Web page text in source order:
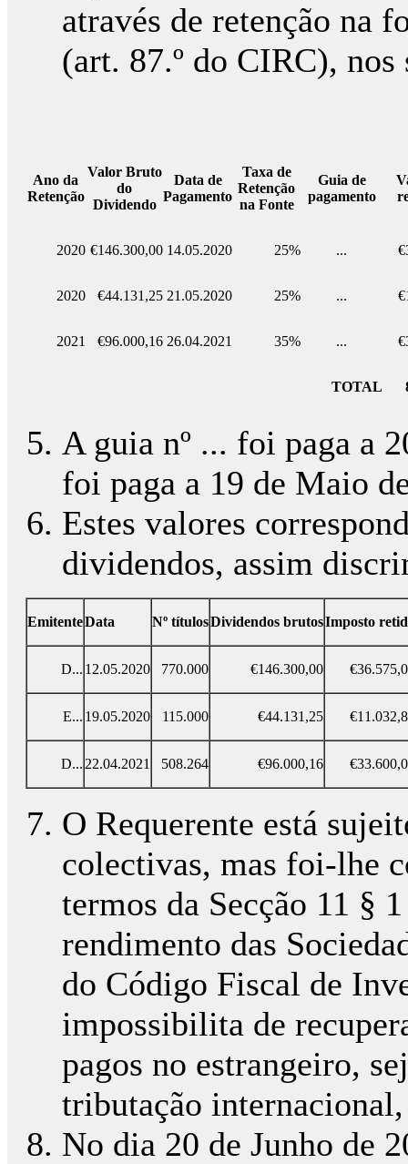
através de retenção na
(art. 87.º do CIRC), nos
Ano da
Retenção
Valor Bruto
do
Dividendo
Data de
Pagamento
Taxa de
Retenção
na Fonte
Guia de
pagamento
2020 €146.300,00 14.05.2020 25% ...
2020 €44.131,25 21.05.2020 25% ...
2021 €96.000,16 26.04.2021 35% ...
TOTAL
A guia nº ... foi paga a
foi paga a 19 de Maio
Estes valores
dividendos, assim
EmitenteData Nº títulosDividendos brutosImposto
D... 12.05.2020 770.000 €146.300,00
E... 19.05.2020 115.000 €44.131,25
D... 22.04.2021 508.264 €96.000,16
O Requerente está
colectivas, mas foi-lhe
termos da Secção 11 §
rendimento das
do Código Fiscal de
impossibilita de
pagos no estrangeiro,
tributação
No dia 20 de Junho de